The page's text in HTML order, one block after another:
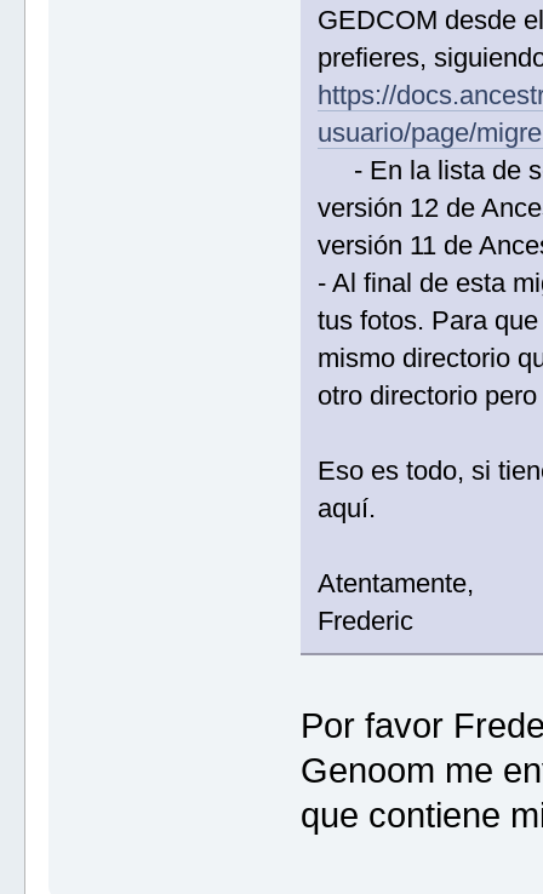
GEDCOM desde
prefieres,
https://
usuario/page/
- En la lista de
versión 12 de
versión 11 de
- Al final de esta
tus fotos. Para
mismo directorio
otro directorio
Eso es todo, si
aquí.
Atentamente,
Frederic
Por favor
Genoom me
que contiene